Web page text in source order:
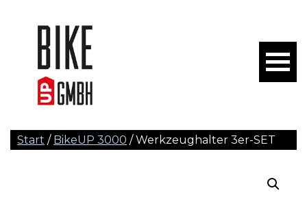
Start / BikeUP 3000 / Werkzeughalter 3er-SET